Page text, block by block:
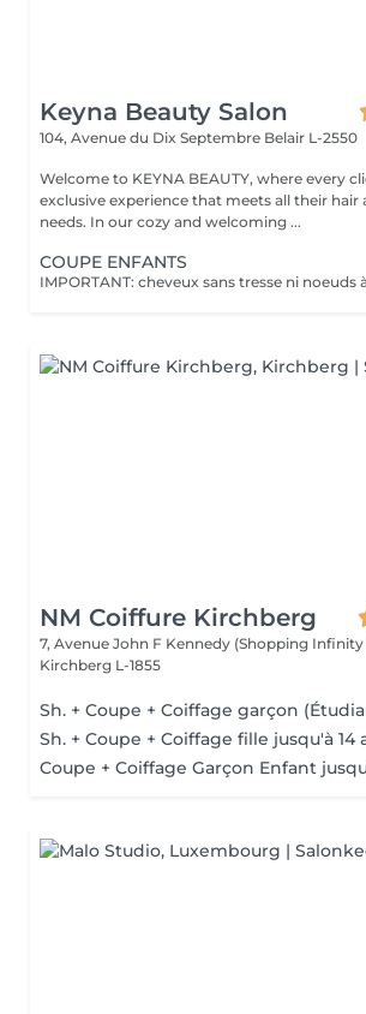
Keyna Beauty Salon
104, Avenue du Dix Septembre Belair L-2550
Welcome to KEYNA BEAUTY, where every
exclusive experience that meets all their hair
needs. In our cozy and welcoming ...
COUPE ENFANTS
NM Coiffure Kirchberg
7, Avenue John F Kennedy (Shopping
Kirchberg L-1855
Sh. + Coupe + Coiffage garçon
Sh. + Coupe + Coiffage fille jusqu'à 14
Coupe + Coiffage Garçon Enfant